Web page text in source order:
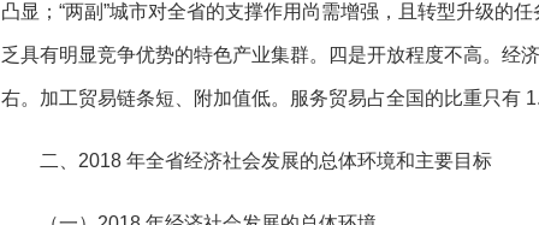
凸显；“两副”城市对全省的支撑作用尚需增强，且转型升级的
乏具有明显竞争优势的特色产业集群。四是开放程度不高。经
右。加工贸易链条短、附加值低。服务贸易占全国的比重只有
二、2018 年全省经济社会发展的总体环境和主要目标